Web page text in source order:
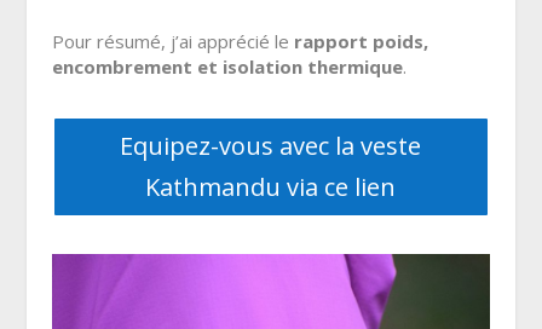
Pour résumé, j’ai apprécié le rapport poids,
encombrement et isolation thermique.
Equipez-vous avec la veste
Kathmandu via ce lien